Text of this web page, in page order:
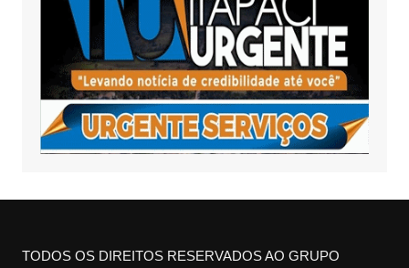
TODOS OS DIREITOS RESERVADOS AO GRUPO